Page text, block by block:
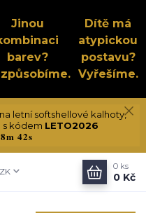
Jinou
barev?
Dítě má
atypickou
postavu?
Vyřešíme.
letní softshellové kalhoty,
s kódem LETO2026
41s
0 ks
0 Kč